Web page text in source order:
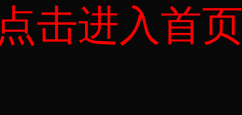
点击进入首页